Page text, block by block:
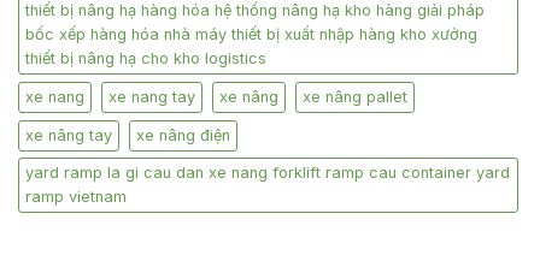
thiết bị nâng hạ hàng hóa hệ thống nâng hạ kho hàng giải pháp
bốc xếp hàng hóa nhà máy thiết bị xuất nhập hàng kho xưởng
thiết bị nâng hạ cho kho logistics
xe nang xe nang tay xe nâng xe nâng pallet
xe nâng tay xe nâng điện
yard ramp la gi cau dan xe nang forklift ramp cau container yard
ramp vietnam